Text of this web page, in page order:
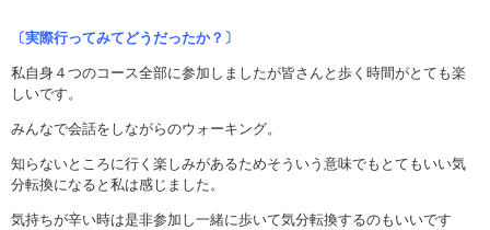
〔実際行ってみてどうだったか？〕
私自身４つのコース全部に参加しましたが皆さんと歩く時間がとても楽
しいです。
みんなで会話をしながらのウォーキング。
知らないところに行く楽しみがあるためそういう意味でもとてもいい気
分転換になると私は感じました。
気持ちが辛い時は是非参加し一緒に歩いて気分転換するのもいいです